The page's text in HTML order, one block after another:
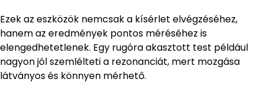
Ezek az eszközök nemcsak a kísérlet elvégzéséhez,
hanem az eredmények pontos méréséhez is
elengedhetetlenek. Egy rugóra akasztott test például
nagyon jól szemlélteti a rezonanciát, mert mozgása
látványos és könnyen mérhető.